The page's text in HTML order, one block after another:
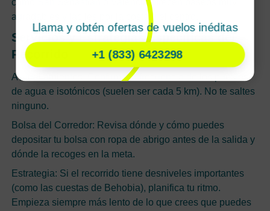
como San Sebastián o Valencia ofrecen paseos muy
agradables y fáciles por la costa o el centro.
Servicios y Estrategias Específicas del
Recorrido
Avituallamientos: Confirma la frecuencia de los puestos
de agua e isotónicos (suelen ser cada 5 km). No te saltes
ninguno.
Bolsa del Corredor: Revisa dónde y cómo puedes
depositar tu bolsa con ropa de abrigo antes de la salida y
dónde la recoges en la meta.
Estrategia: Si el recorrido tiene desniveles importantes
(como las cuestas de Behobia), planifica tu ritmo.
Empieza siempre más lento de lo que crees que puedes
Llama y obtén ofertas de vuelos inéditas
+1 (833) 6423298